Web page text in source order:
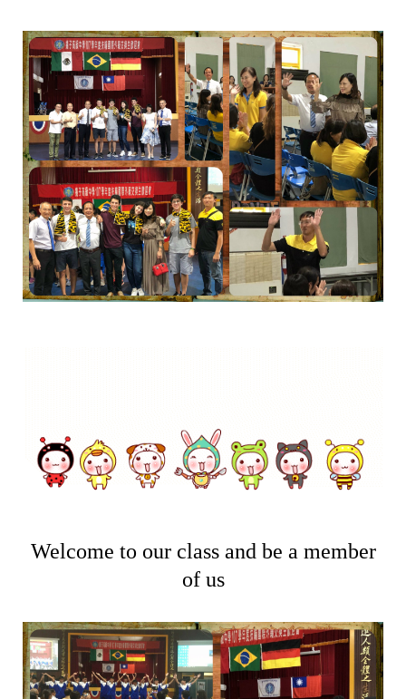
Welcome to our class and be a member
of us